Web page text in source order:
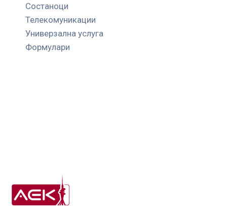
Состаноци
Телекомуникации
Универзална услуга
Формулари